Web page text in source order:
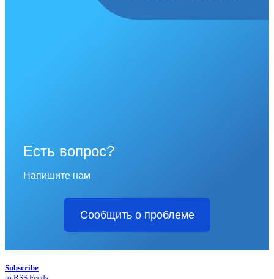
Есть вопрос?
Напишите нам
Сообщить о проблеме
Subscribe